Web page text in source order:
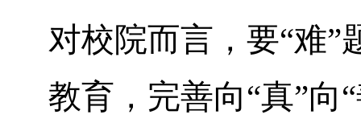
对校院而言，要“难”
教育，完善向“真”向